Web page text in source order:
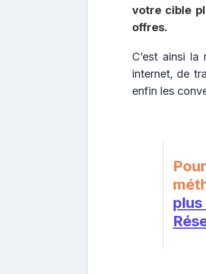
votre cible
offres.
C’est ainsi
internet, de
enfin les